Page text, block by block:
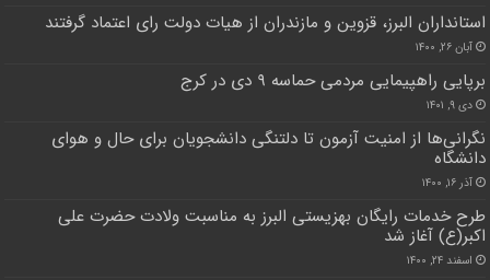
استانداران البرز، قزوین و مازندران از هیات دولت رای اعتماد گرفتند
آبان ۲۶, ۱۴۰۰
برپایی راهپیمایی مردمی حماسه ۹ دی در کرج
دی ۹, ۱۴۰۱
نگرانی‌ها از امنیت آزمون تا دلتنگی دانشجویان برای حال و هوای
دانشگاه
آذر ۱۶, ۱۴۰۰
طرح خدمات رایگان بهزیستی البرز به مناسبت ولادت حضرت علی
اکبر(ع) آغاز شد
اسفند ۲۴, ۱۴۰۰